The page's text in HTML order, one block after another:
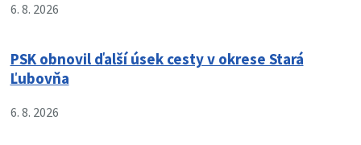
6. 8. 2026
PSK obnovil ďalší úsek cesty v okrese Stará
Ľubovňa
6. 8. 2026